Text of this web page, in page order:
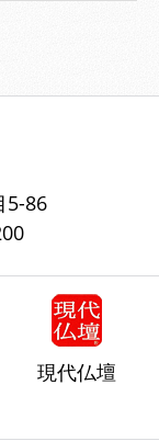
5-86
現代仏壇